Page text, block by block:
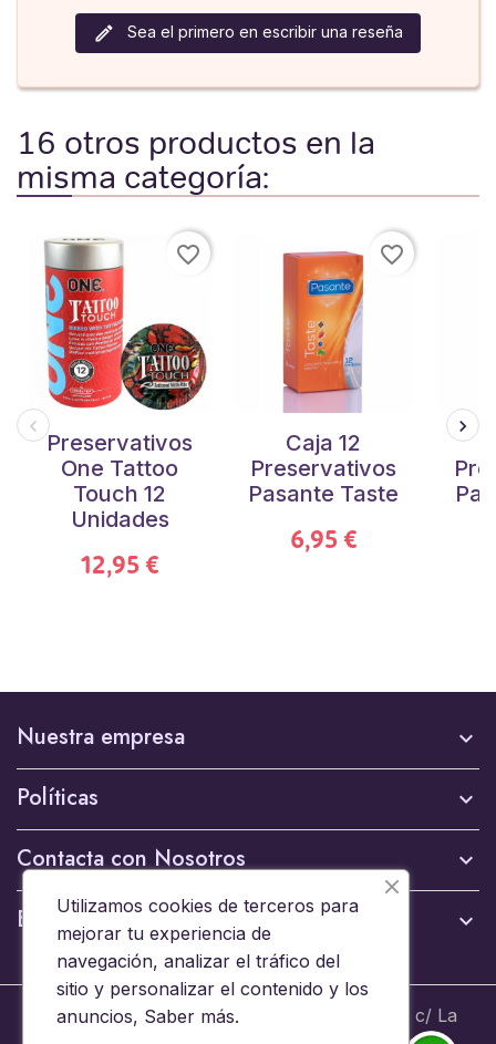
Sea el primero en escribir una reseña
16 otros productos en la
misma categoría:
Preservativos
One Tattoo
Touch 12
Unidades
12,95 €
favorite_border
Caja 12
Preservativos
Pasante Taste
6,95 €
favorite_border
Nuestra empresa 
Políticas 
Contacta con Nosotros 
Boletín 
© 2024 - Brinquedos 15008 SL B44653608 c/ La
Utilizamos cookies de terceros para
mejorar tu experiencia de
navegación, analizar el tráfico del
sitio y personalizar el contenido y los
anuncios, Saber más.